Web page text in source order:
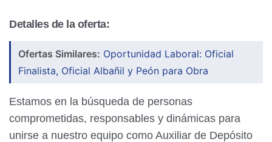
Detalles de la oferta:
Ofertas Similares: Oportunidad Laboral: Oficial
Finalista, Oficial Albañil y Peón para Obra
Estamos en la búsqueda de personas
comprometidas, responsables y dinámicas para
unirse a nuestro equipo como Auxiliar de Depósito